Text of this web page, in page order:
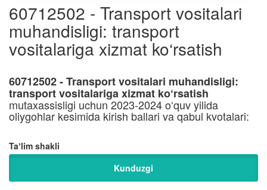
60712502 - Transport vositalari
muhandisligi: transport
vositalariga xizmat ko‘rsatish
60712502 - Transport vositalari muhandisligi:
transport vositalariga xizmat ko‘rsatish
mutaxassisligi uchun 2023-2024 o‘quv yilida
oliygohlar kesimida kirish ballari va qabul kvotalari:
Taʼlim shakli
Kunduzgi